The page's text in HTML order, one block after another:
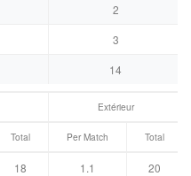
2
3
14
Extérieur
Total Per Match Total
18 1.1
20